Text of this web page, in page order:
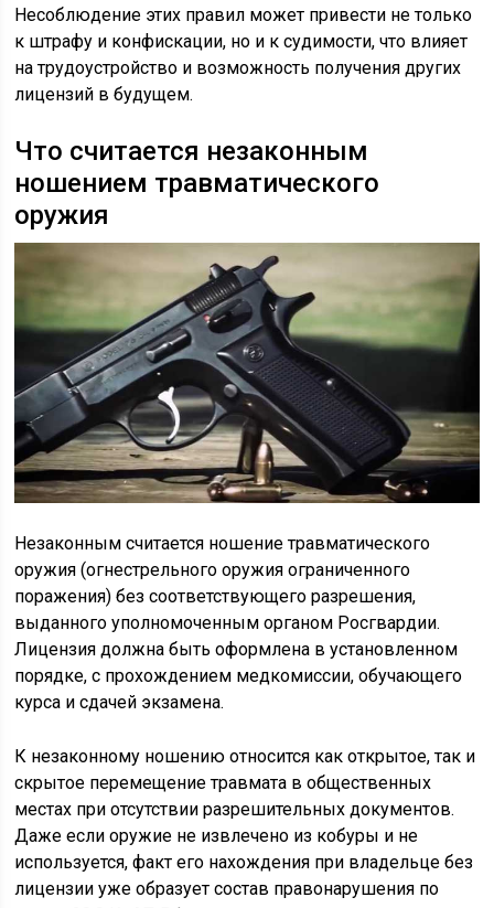
Несоблюдение этих правил может привести не только
к штрафу и конфискации, но и к судимости, что влияет
на трудоустройство и возможность получения других
лицензий в будущем.
Что считается незаконным
ношением травматического
оружия
Незаконным считается ношение травматического
оружия (огнестрельного оружия ограниченного
поражения) без соответствующего разрешения,
выданного уполномоченным органом Росгвардии.
Лицензия должна быть оформлена в установленном
порядке, с прохождением медкомиссии, обучающего
курса и сдачей экзамена.
К незаконному ношению относится как открытое, так и
скрытое перемещение травмата в общественных
местах при отсутствии разрешительных документов.
Даже если оружие не извлечено из кобуры и не
используется, факт его нахождения при владельце без
лицензии уже образует состав правонарушения по